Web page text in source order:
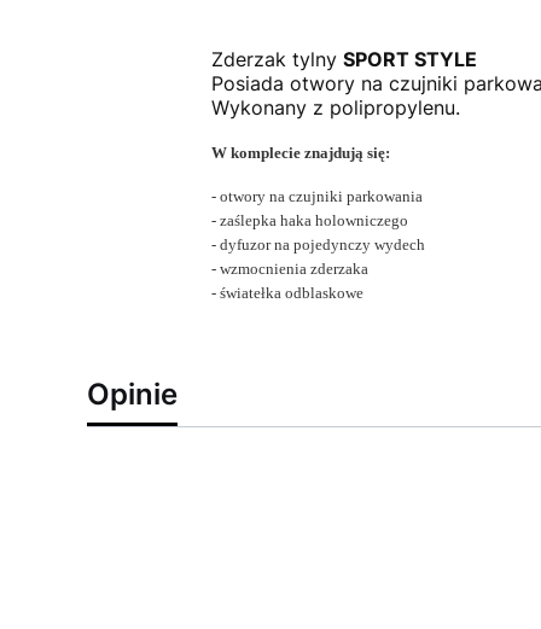
Zderzak tylny SPORTSTYLE
Posiada otwory na czujniki
Wykonany z polipropylenu.
W komplecie znajdują się:
- otwory na czujniki parkowania
- zaślepka haka holowniczego
- dyfuzor na pojedynczy wydech
- wzmocnienia zderzaka
- światełka odblaskowe
Opinie